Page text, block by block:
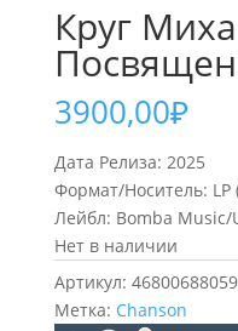
Круг
3900,00₽
Дата Релиза: 2025
Формат/Носитель: LP
Лейбл: Bomba
Нет в наличии
Артикул:
Метка: Chanson